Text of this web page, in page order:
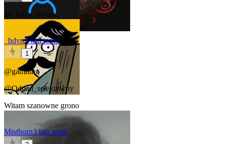
@_hdvn obecny!
_hdvn3 lata temu
1
@gamlling
@Odpad_selektywny
Witam szanowne grono
Mistborn3 lata temu